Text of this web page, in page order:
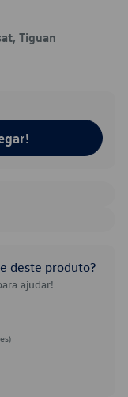
Tiguan
deste produto?
ajudar!